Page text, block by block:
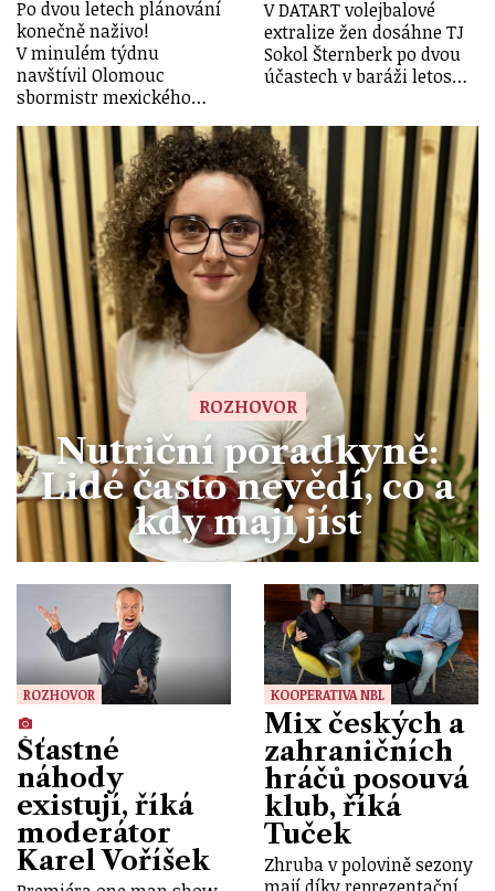
Po dvou letech plánování
konečně naživo!
V minulém týdnu
navštívil Olomouc
sbormistr mexického…
V DATART volejbalové
extralize žen dosáhne TJ
Sokol Šternberk po dvou
účastech v baráži letos…
ROZHOVOR
Nutriční poradkyně:
Lidé často nevědí, co a
kdy mají jíst
ROZHOVOR
Šťastné
náhody
existují, říká
moderátor
Karel Voříšek
KOOPERATIVA NBL
Mix českých a
zahraničních
hráčů posouvá
klub, říká
Tuček
Zhruba v polovině sezony
mají díky reprezentační